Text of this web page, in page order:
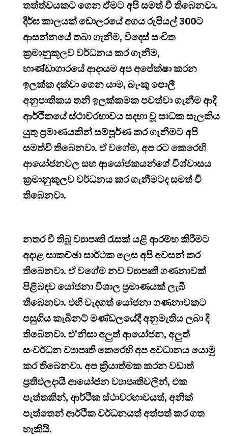
තත්ත්වයකට ගෙන ඒමට අපි සමත් වී තිබෙනවා.
දීර්ඝ කාලයක් ඩොලරයේ අගය රුපියල් 300ට
ආසන්නයේ තබා ගැනීම, විදෙස් සංචිත
ක්‍රමානුකූලව වර්ධනය කර ගැනීම,
භාණ්ඩාගාරයේ ආදායම අප අපේක්ෂා කරන
ඉලක්ක දක්වා ගෙන යාම, බැංකු පොලී
අනුපාතිකය තනි ඉලක්කමක පවත්වා ගැනීම ආදී
ආර්ථිකයේ ස්ථාවරභාවය සදහා වූ සාධක සැලකිය
යුතු ප්‍රමාණයකින් සම්පූර්ණ කර ගැනීමට අපි
සමත්වී තිබෙනවා. ඒ වගේම, අප රට කෙරෙහි
ආයෝජනවල සහ ආයෝජකයන්ගේ විශ්වාසය
ක්‍රමානුකූලව වර්ධනය කර ගැනීමටද සමත් වී
තිබෙනවා.
නතර වී තිබූ ව්‍යාපෘති රැසක් යළි ආරම්භ කිරීමට
අදාළ සාකච්ඡා සාර්ථක ලෙස අපි අවසන් කර
තිබෙනවා. ඒ වගේම නව ව්‍යාපෘති ගණනාවක්
පිළිබඳව යෝජනා විශාල ප්‍රමාණයක් ලැබී
තිබෙනවා. එහි වැදගත් යෝජනා ගණනාවකට
පසුගිය කැබිනට් මණ්ඩලයේදී අනුමැතිය ලබා දී
තිබෙනවා. එ’නිසා අලුත් ආයෝජන, අලුත්
සංවර්ධන ව්‍යාපෘති කෙරෙහි අප අවධානය යොමු
කර තිබෙනවා. අප ක්‍රියාත්මක කරන වඩාත්
ප්‍රතිඵලදායී ආයෝජන ව්‍යාපෘතිවලින්, එක
පැත්තකින්, ආර්ථික ස්ථාවරභාවයත්, අනික්
පැත්තෙන් ආර්ථික වර්ධනයත් අත්පත් කර ගත
හැකියි.